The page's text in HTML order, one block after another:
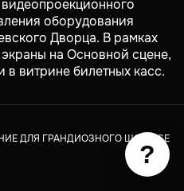
оборудования
Дворца. В рамках
на Основной сцене,
витрине билетных касс.
ДЛЯ ГРАНДИОЗНОГО ШОУ. ВСЕ
?